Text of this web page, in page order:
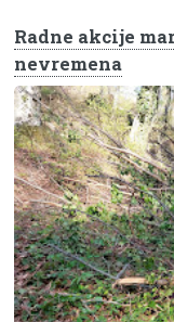
Radne akcije
nevremena